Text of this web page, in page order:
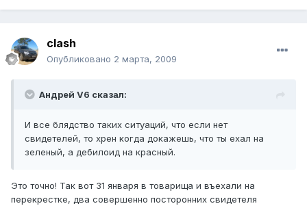
clash
Опубликовано 2 марта, 2009
Андрей V6 сказал:
И все блядство таких ситуаций, что если нет
свидетелей, то хрен когда докажешь, что ты ехал на
зеленый, а дебилоид на красный.
Это точно! Так вот 31 января в товарища и въехали на
перекрестке, два совершенно посторонних свидетеля